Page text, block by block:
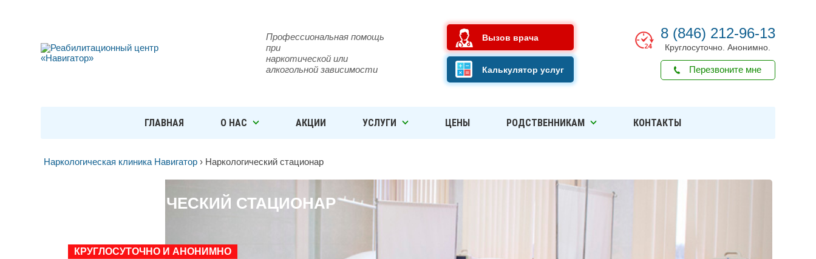
Профессиональная помощь
при
наркотической или
алкогольной зависимости
Вызов врача
Калькулятор услуг
8 (846) 212-96-13
Круглосуточно. Анонимно.
Перезвоните мне
ГЛАВНАЯ О НАС АКЦИИ УСЛУГИ ЦЕНЫ РОДСТВЕННИКАМ КОНТАКТЫ
Наркологическая клиника Навигатор › Наркологический стационар
НАРКОЛОГИЧЕСКИЙ СТАЦИОНАР
КРУГЛОСУТОЧНО И АНОНИМНО